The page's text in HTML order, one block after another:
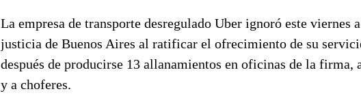
La empresa de transporte desregulado Uber ignoró este viernes
justicia de Buenos Aires al ratificar el ofrecimiento de su
después de producirse 13 allanamientos en oficinas de la firma,
y a choferes.